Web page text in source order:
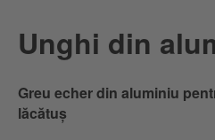
Unghi din
Greu echer din aluminiu
lăcătuș